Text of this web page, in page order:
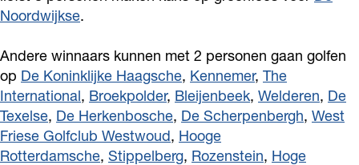
n
l
u
y
n
e
d
u
y
n
u
n
l
d
u
y
n
Noordwijkse.
Andere winnaars kunnen met 2 personen gaan golfen
op De Koninklijke Haagsche, Kennemer, The
International, Broekpolder, Bleijenbeek, Welderen, De
Texelse, De Herkenbosche, De Scherpenbergh, West
Friese Golfclub Westwoud, Hooge
Rotterdamsche, Stippelberg, Rozenstein, Hoge